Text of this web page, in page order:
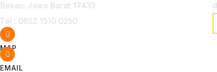
Bekası Jawa Barat 17433
Tel : ‭0852 1510 0250‬
MAP
EMAIL